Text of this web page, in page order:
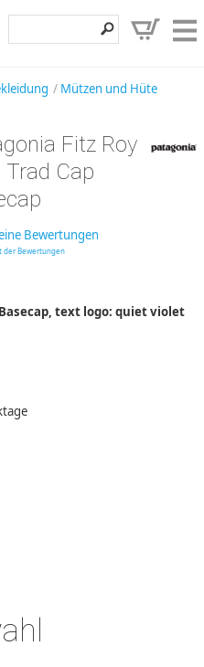
Klettershop
Entdecken
Hilfe, Kontakt
Mützen und Hüte
Fitz Roy
Trad Cap
Bewertungen
der Bewertungen
text logo: quiet violet